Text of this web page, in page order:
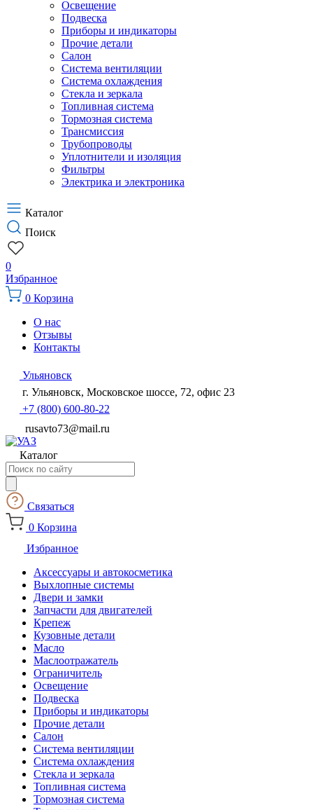
Освещение
Подвеска
Приборы и индикаторы
Прочие детали
Салон
Система вентиляции
Система охлаждения
Стекла и зеркала
Топливная система
Тормозная система
Трансмиссия
Трубопроводы
Уплотнители и изоляция
Фильтры
Электрика и электроника
Каталог
Поиск
0
Избранное
0 Корзина
О нас
Отзывы
Контакты
Ульяновск
г. Ульяновск, Московское шоссе, 72, офис 23
+7 (800) 600-80-22
rusavto73@mail.ru
Каталог
Поиск
товаров
Связаться
0 Корзина
Избранное
Аксессуары и автокосметика
Выхлопные системы
Двери и замки
Запчасти для двигателей
Крепеж
Кузовные детали
Масло
Маслоотражатель
Ограничитель
Освещение
Подвеска
Приборы и индикаторы
Прочие детали
Салон
Система вентиляции
Система охлаждения
Стекла и зеркала
Топливная система
Тормозная система